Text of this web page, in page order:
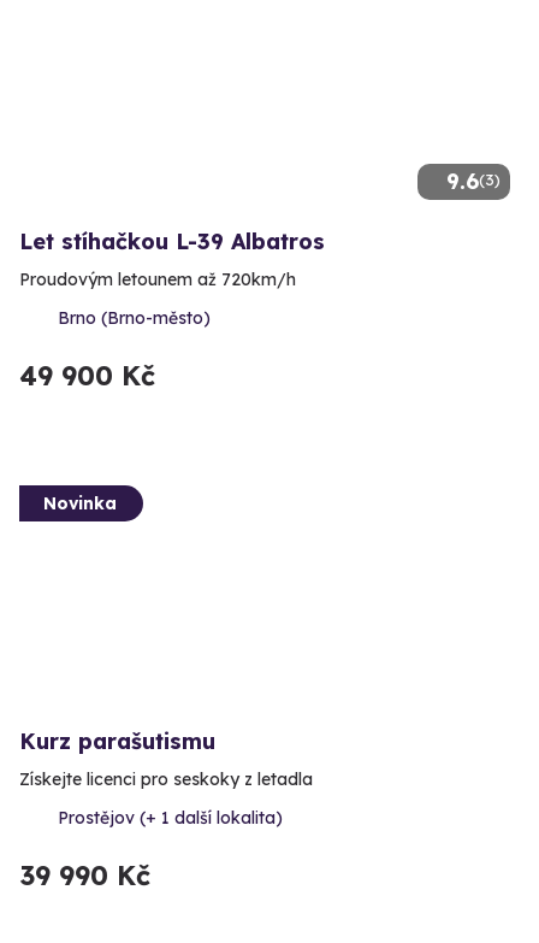
9.6(3)
Let stíhačkou L-39 Albatros
Proudovým letounem až 720km/h
Brno (Brno-město)
49 900 Kč
Novinka
Kurz parašutismu
Získejte licenci pro seskoky z letadla
Prostějov (+ 1 další lokalita)
39 990 Kč